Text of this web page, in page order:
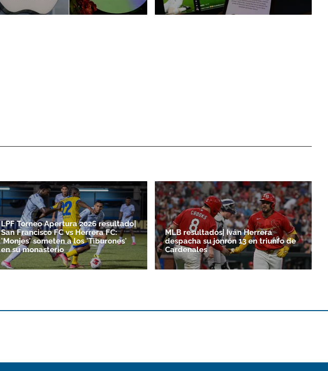
LPF Torneo Apertura 2026 resultado|
San Francisco FC vs Herrera FC:
'Monjes' someten a los 'Tiburones'
en su monasterio
MLB resultados| Iván Herrera
despacha su jonrón 13 en triunfo de
Cardenales